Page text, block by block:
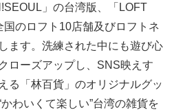
」の台湾版、「LOFT
のロフト10店舗及びロフトネ
ます。洗練された中にも遊び心
ローズアップし、SNS映えす
る「林百貨」のオリジナルグッ
わいくて楽しい”台湾の雑貨を